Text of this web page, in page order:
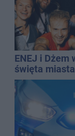
ENEJ i Dżem
święta miasta